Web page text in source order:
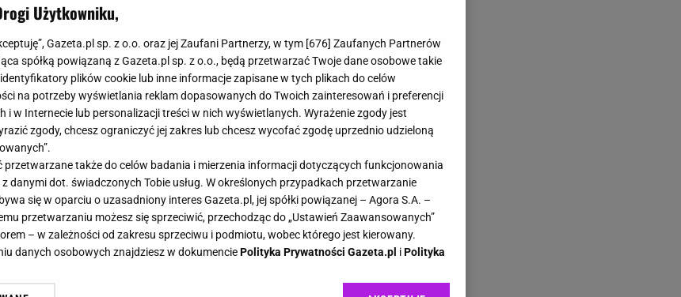
Paradise" zawalczy na gali
Użytkowniku,
Gazeta.pl sp. z o.o. oraz jej Zaufani Partnerzy, w tym [676] Zaufanych Partnerów
spółką powiązaną z Gazeta.pl sp. z o.o., będą przetwarzać Twoje dane osobowe takie
plików cookie lub inne informacje zapisane w tych plikach do celów
na potrzeby wyświetlania reklam dopasowanych do Twoich zainteresowań i preferencji
i w Internecie lub personalizacji treści w nich wyświetlanych. Wyrażenie zgody jest
zgody, chcesz ograniczyć jej zakres lub chcesz wycofać zgodę uprzednio udzieloną
przetwarzane także do celów badania i mierzenia informacji dotyczących funkcjonowania
danymi dot. świadczonych Tobie usług. W określonych przypadkach przetwarzanie
się w oparciu o uzasadniony interes Gazeta.pl, jej spółki powiązanej – Agora S.A. –
przetwarzaniu możesz się sprzeciwić, przechodząc do „Ustawień Zaawansowanych”
– w zależności od zakresu sprzeciwu i podmiotu, wobec którego jest kierowany.
danych osobowych znajdziesz w dokumenciePolityka Prywatności Gazeta.pl iPolityka